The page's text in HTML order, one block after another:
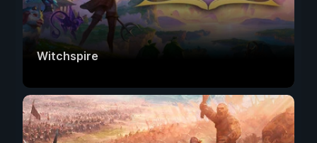
Witchspire